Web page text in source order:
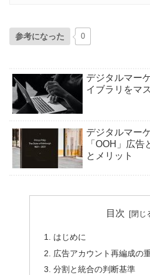
参考になった 0
デジタルマー
イブラリをマ
デジタルマー
「OOH」広
とメリット
目次
はじめに
広告アカウント再編成の
分割と統合の判断基準